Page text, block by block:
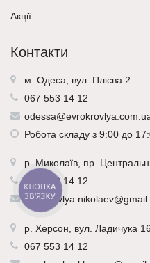
Акції
Контакти
м. Одеса, вул. Плієва 2
067 553 14 12
Робота складу з 9:00 до
р. Миколаїв , пр.
067 553 14 12
р. Херсон , вул. Ладичука
067 553 14 12
КНОПКА
ЗВ'ЯЗКУ